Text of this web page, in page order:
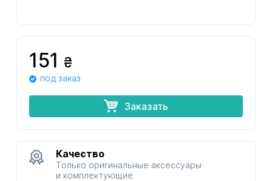
151 ₴
под заказ
Заказать
Качество
Только оригинальные аксессуары
и комплектующие